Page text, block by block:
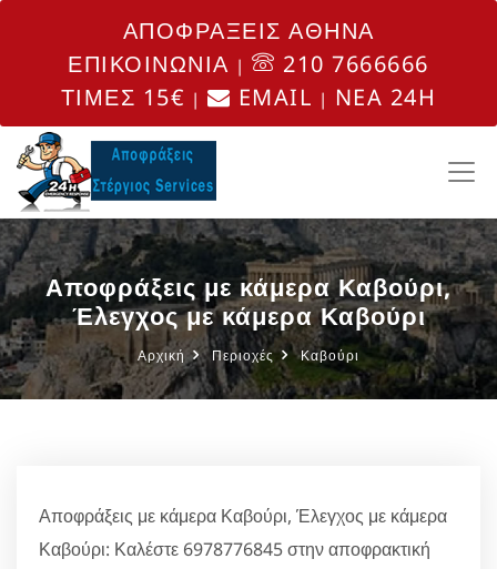
ΑΠΟΦΡΑΞΕΙΣ ΑΘΗΝΑ
ΕΠΙΚΟΙΝΩΝΙΑ |
210 7666666
ΤΙΜΕΣ 15€ | EMAIL | NEA 24H
Αποφράξεις με κάμερα Καβούρι,
Έλεγχος με κάμερα Καβούρι
Αρχική Περιοχές Καβούρι
Αποφράξεις με κάμερα Καβούρι, Έλεγχος με κάμερα
Καβούρι: Καλέστε 6978776845 στην αποφρακτική